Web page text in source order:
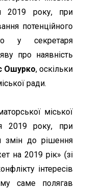
2019 року, при
потенційного
у секретаря
про наявність
Ошурко, оскільки
ради.
міської
2019 року, при
змін до рішення
на 2019 рік» (зі
інтересів
саме полягав